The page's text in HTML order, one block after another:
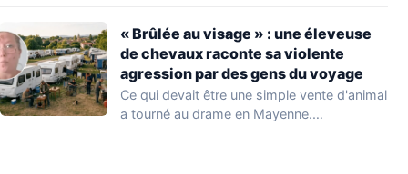
« Brûlée au visage » : une éleveuse
de chevaux raconte sa violente
agression par des gens du voyage
Ce qui devait être une simple vente d'animal
a tourné au drame en Mayenne.…